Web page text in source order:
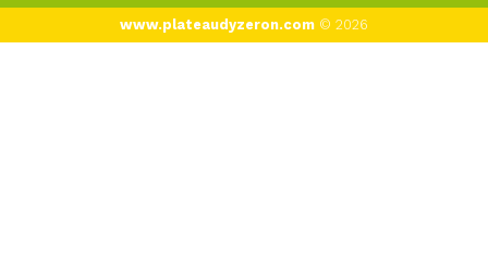
www.plateaudyzeron.com © 2026